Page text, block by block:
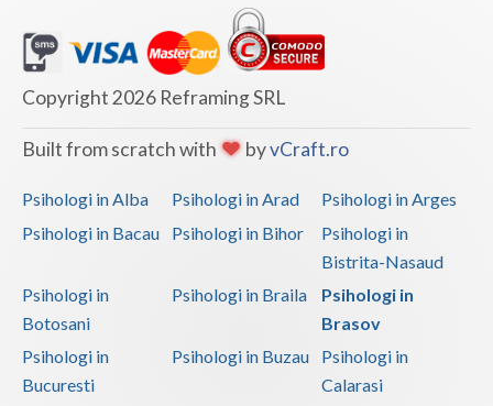
Copyright 2026 Reframing SRL
Built from scratch with byvCraft.ro
Psihologi in Alba Psihologi in Arad
Psihologi in Arges
Psihologi in Bacau
Psihologi in Bihor
Psihologi in
Bistrita-Nasaud
Psihologi in
Botosani
Psihologi in Braila
Psihologi in
Brasov
Psihologi in
Bucuresti
Psihologi in Buzau
Psihologi in
Calarasi